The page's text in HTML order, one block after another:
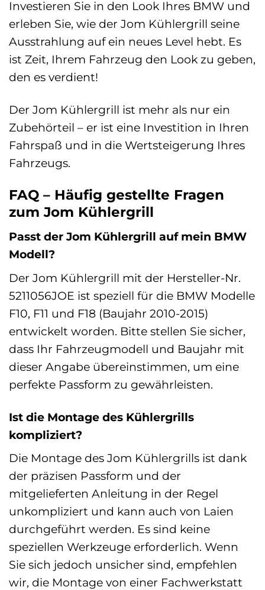
Investieren Sie in den Look Ihres BMW und
erleben Sie, wie der Jom Kühlergrill seine
Ausstrahlung auf ein neues Level hebt. Es
ist Zeit, Ihrem Fahrzeug den Look zu geben,
den es verdient!
Der Jom Kühlergrill ist mehr als nur ein
Zubehörteil – er ist eine Investition in Ihren
Fahrspaß und in die Wertsteigerung Ihres
Fahrzeugs.
FAQ – Häufig gestellte Fragen
zum Jom Kühlergrill
Passt der Jom Kühlergrill auf mein BMW
Modell?
Der Jom Kühlergrill mit der Hersteller-Nr.
5211056JOE ist speziell für die BMW Modelle
F10, F11 und F18 (Baujahr 2010-2015)
entwickelt worden. Bitte stellen Sie sicher,
dass Ihr Fahrzeugmodell und Baujahr mit
dieser Angabe übereinstimmen, um eine
perfekte Passform zu gewährleisten.
Ist die Montage des Kühlergrills
kompliziert?
Die Montage des Jom Kühlergrills ist dank
der präzisen Passform und der
mitgelieferten Anleitung in der Regel
unkompliziert und kann auch von Laien
durchgeführt werden. Es sind keine
speziellen Werkzeuge erforderlich. Wenn
Sie sich jedoch unsicher sind, empfehlen
wir, die Montage von einer Fachwerkstatt